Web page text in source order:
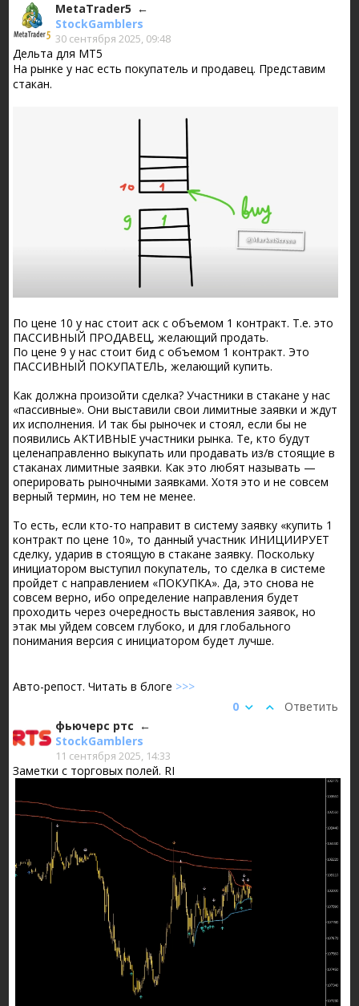
MetaTrader5
StockGamblers
30 сентября 2025, 09:48
Дельта для МТ5
На рынке у нас есть покупатель и продавец. Представим
стакан.
По цене 10 у нас стоит аск с объемом 1 контракт. Т.е. это
ПАССИВНЫЙ ПРОДАВЕЦ, желающий продать.
По цене 9 у нас стоит бид с объемом 1 контракт. Это
ПАССИВНЫЙ ПОКУПАТЕЛЬ, желающий купить.
Как должна произойти сделка? Участники в стакане у нас
«пассивные». Они выставили свои лимитные заявки и ждут
их исполнения. И так бы рыночек и стоял, если бы не
появились АКТИВНЫЕ участники рынка. Те, кто будут
целенаправленно выкупать или продавать из/в стоящие в
стаканах лимитные заявки. Как это любят называть —
оперировать рыночными заявками. Хотя это и не совсем
верный термин, но тем не менее.
То есть, если кто-то направит в систему заявку «купить 1
контракт по цене 10», то данный участник ИНИЦИИРУЕТ
сделку, ударив в стоящую в стакане заявку. Поскольку
инициатором выступил покупатель, то сделка в системе
пройдет с направлением «ПОКУПКА». Да, это снова не
совсем верно, ибо определение направления будет
проходить через очередность выставления заявок, но
этак мы уйдем совсем глубоко, и для глобального
понимания версия с инициатором будет лучше.
Авто-репост. Читать в блоге >>>
Ответить
0
фьючерс ртс
StockGamblers
11 сентября 2025, 14:33
Заметки с торговых полей. RI